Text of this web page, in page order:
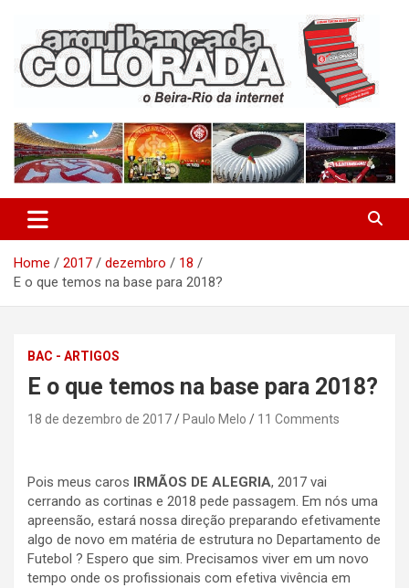
content
Arquibancada Colorada
Home 2017 dezembro
18
E o que temos na base para 2018?
BAC - ARTIGOS
E o que temos na base para 2018?
18 de dezembro de 2017 Paulo Melo 11 Comments
Pois meus caros IRMÃOS DE ALEGRIA, 2017 vai
cerrando as cortinas e 2018 pede passagem. Em nós uma
apreensão, estará nossa direção preparando efetivamente
algo de novo em matéria de estrutura no Departamento de
Futebol ? Espero que sim. Precisamos viver em um novo
tempo onde os profissionais com efetiva vivência em